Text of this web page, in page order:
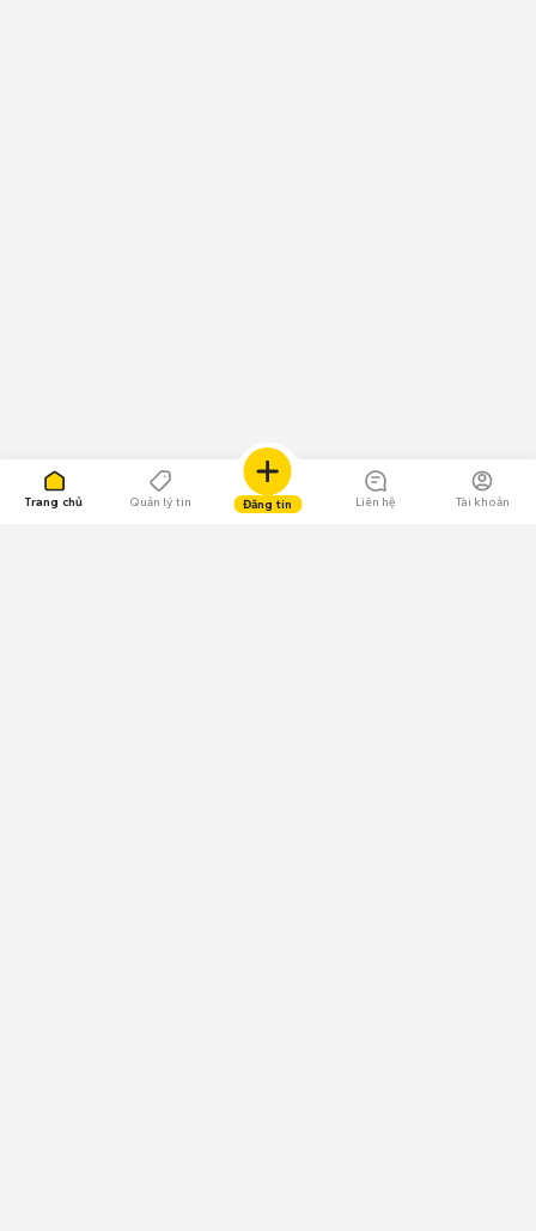
Trang chủ Quản lý tin Đăng tin Liên hệ Tài khoản